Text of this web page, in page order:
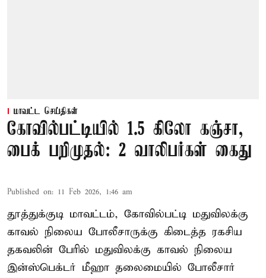
மாவட்ட செய்திகள்
கோவில்பட்டியில் 1.5 கிலோ கஞ்சா,
பைக் பறிமுதல்: 2 வாலிபர்கள் கைது
Published on: 11 Feb 2026, 1:46 am
தூத்துக்குடி மாவட்டம், கோவில்பட்டி மதுவிலக்கு
காவல் நிலைய போலீசாருக்கு கிடைத்த ரகசிய
தகவலின் பேரில் மதுவிலக்கு காவல் நிலைய
இன்ஸ்பெக்டர் மீஹா தலைமையில் போலீசார்